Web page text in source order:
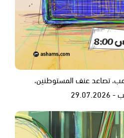
تصاعد عنف المستوطنين،